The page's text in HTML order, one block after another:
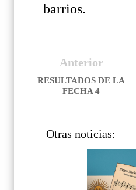
barrios.
Anterior
RESULTADOS DE LA
FECHA 4
Otras noticias: